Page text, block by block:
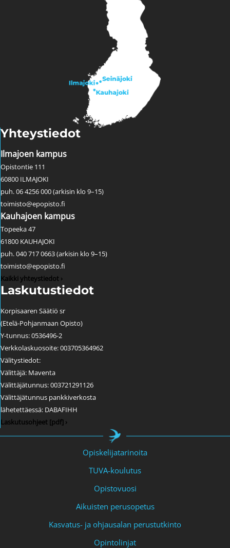
Yhteystiedot
Ilmajoen kampus
Opistontie 111
60800 ILMAJOKI
puh. 06 4256 000 (arkisin klo 9–15)
toimisto@epopisto.fi
Kauhajoen kampus
Topeeka 47
61800 KAUHAJOKI
puh. 040 717 0663 (arkisin klo 9–15)
toimisto@epopisto.fi
Kaikki yhteystiedot ›
Laskutustiedot
Korpisaaren Säätiö sr
(Etelä-Pohjanmaan Opisto)
Y-tunnus: 0536496-2
Verkkolaskuosoite: 003705364962
Välitystiedot:
Välittäjä: Maventa
Välittäjätunnus: 003721291126
Välittäjätunnus pankkiverkosta
lähetettäessä: DABAFIHH
Laskutusohjeet [pdf] ›
Opiskelijatarinoita
TUVA-koulutus
Opistovuosi
Aikuisten perusopetus
Kasvatus- ja ohjausalan perustutkinto
Opintolinjat